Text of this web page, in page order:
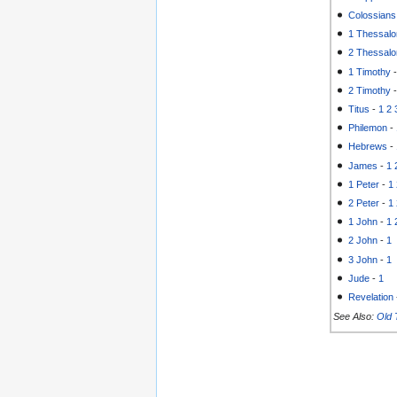
Colossians
1
2
1 Timothy
2 Timothy
Titus - 1 2
Philemon -
Hebrews -
James - 1
1 Peter - 1
2 Peter - 1
1 John - 1
2 John -1
3 John - 1
Jude - 1
Revelation
See Also: Old